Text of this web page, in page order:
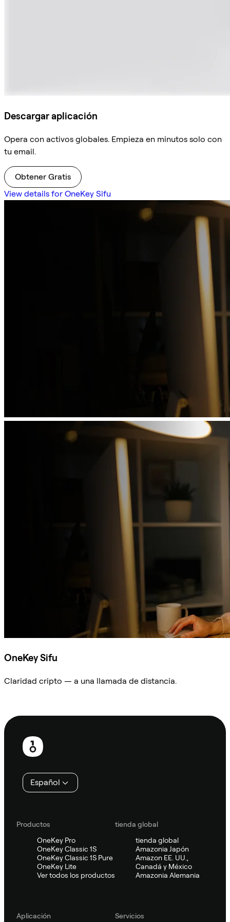
Descargar aplicación
Opera con activos globales. Empieza en minutos solo con
tu email.
Obtener Gratis
View details for OneKey Sifu
OneKey Sifu
Claridad cripto — a una llamada de distancia.
Pie
página
Español
Productos
OneKey Pro
OneKey Classic 1S
OneKey Classic 1S Pure
OneKey Lite
Ver todos los productos
tienda global
tienda global
Amazonia Japón
Amazon EE. UU.,
Canadá y México
Amazonia Alemania
Aplicación Servicios